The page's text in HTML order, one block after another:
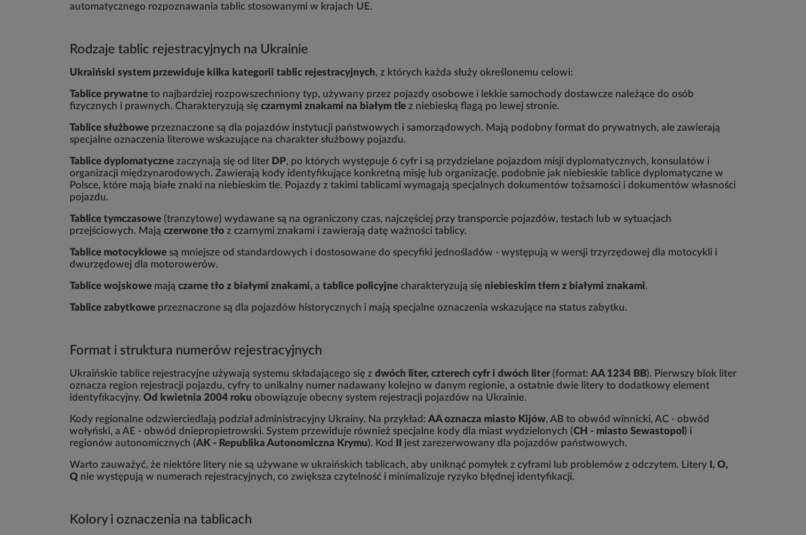
automatycznego rozpoznawania tablic stosowanymi w krajach UE.
Rodzaje tablic rejestracyjnych na Ukrainie
Ukraiński system przewiduje kilka kategorii tablic rejestracyjnych, z których każda służy określonemu celowi:
Tablice prywatne to najbardziej rozpowszechniony typ, używany przez pojazdy osobowe i lekkie samochody dostawcze należące do osób
fizycznych i prawnych. Charakteryzują się czarnymi znakami na białym tle z niebieską flagą po lewej stronie.
Tablice służbowe przeznaczone są dla pojazdów instytucji państwowych i samorządowych. Mają podobny format do prywatnych, ale zawierają
specjalne oznaczenia literowe wskazujące na charakter służbowy pojazdu.
Tablice dyplomatyczne zaczynają się od liter DP, po których występuje 6 cyfr i są przydzielane pojazdom misji dyplomatycznych, konsulatów i
organizacji międzynarodowych. Zawierają kody identyfikujące konkretną misję lub organizację, podobnie jak niebieskie tablice dyplomatyczne w
Polsce, które mają białe znaki na niebieskim tle. Pojazdy z takimi tablicami wymagają specjalnych dokumentów tożsamości i dokumentów własności
pojazdu.
Tablice tymczasowe (tranzytowe) wydawane są na ograniczony czas, najczęściej przy transporcie pojazdów, testach lub w sytuacjach
przejściowych. Mają czerwone tło z czarnymi znakami i zawierają datę ważności tablicy.
Tablice motocyklowe są mniejsze od standardowych i dostosowane do specyfiki jednośladów - występują w wersji trzyrzędowej dla motocykli i
dwurzędowej dla motorowerów.
Tablice wojskowe mają czarne tło z białymi znakami, a tablice policyjne charakteryzują się niebieskim tłem z białymi znakami.
Tablice zabytkowe przeznaczone są dla pojazdów historycznych i mają specjalne oznaczenia wskazujące na status zabytku.
Format i struktura numerów rejestracyjnych
Ukraińskie tablice rejestracyjne używają systemu składającego się z dwóch liter, czterech cyfr i dwóch liter(format: AA 1234 BB). Pierwszy blok liter
oznacza region rejestracji pojazdu, cyfry to unikalny numer nadawany kolejno w danym regionie, a ostatnie dwie litery to dodatkowy element
identyfikacyjny. Od kwietnia 2004 roku obowiązuje obecny system rejestracji pojazdów na Ukrainie.
Kody regionalne odzwierciedlają podział administracyjny Ukrainy. Na przykład: AA oznacza miasto Kijów, AB to obwód winnicki, AC - obwód
wołyński, a AE - obwód dniepropietrowski. System przewiduje również specjalne kody dla miast wydzielonych (CH - miasto Sewastopol ) i
regionów autonomicznych (AK - Republika Autonomiczna Krymu). Kod jest zarezerwowany dla pojazdów państwowych.
Warto zauważyć, że niektóre litery nie są używane w ukraińskich tablicach, aby uniknąć pomyłek z cyframi lub problemów z odczytem. Litery I, O,
Q nie występują w numerach rejestracyjnych, co zwiększa czytelność i minimalizuje ryzyko błędnej identyfikacji.
Kolory i oznaczenia na tablicach